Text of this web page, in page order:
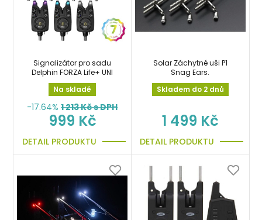
Signalizátor pro sadu
Delphin FORZA Life+ UNI
Na skladě
-17.64% 1 213Kč s DPH
999 Kč
DETAIL PRODUKTU
Solar Záchytné uši P1
Snag Ears.
Skladem do 2 dnů
1 499 Kč
DETAIL PRODUKTU